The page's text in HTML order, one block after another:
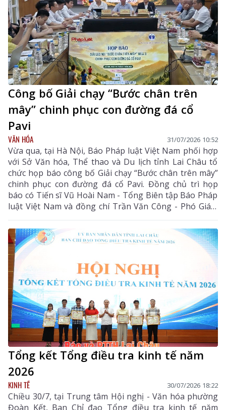
Công bố Giải chạy “Bước chân trên
mây” chinh phục con đường đá cổ
Pavi
VĂN HÓA 31/07/2026 10:52
Vừa qua, tại Hà Nội, Báo Pháp luật Việt Nam phối hợp
với Sở Văn hóa, Thể thao và Du lịch tỉnh Lai Châu tổ
chức họp báo công bố Giải chạy “Bước chân trên mây”
chinh phục con đường đá cổ Pavi. Đồng chủ trì họp
báo có Tiến sĩ Vũ Hoài Nam - Tổng Biên tập Báo Pháp
luật Việt Nam và đồng chí Trần Văn Công - Phó Giám
đốc Sở Văn hóa, Thể thao và Du lịch tỉnh Lai Châu.
Tổng kết Tổng điều tra kinh tế năm
2026
KINH TẾ 30/07/2026 18:22
Chiều 30/7, tại Trung tâm Hội nghị - Văn hóa phường
Đoàn Kết, Ban Chỉ đạo Tổng điều tra kinh tế năm